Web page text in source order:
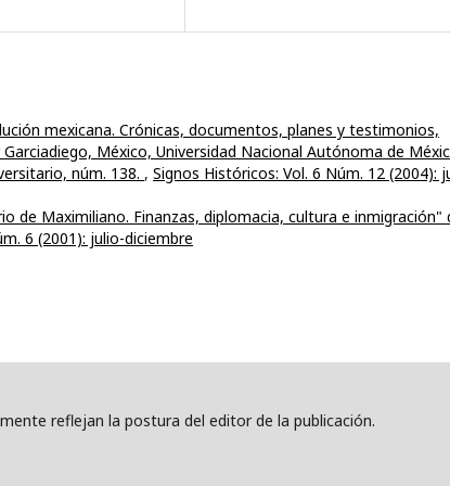
mexicana. Crónicas, documentos, planes y testimonios,
México, Universidad Nacional Autónoma de
núm. 138. , Signos Históricos: Vol. 6 Núm. 12 (2004):
de Maximiliano. Finanzas, diplomacia, cultura e inmigración"
6 (2001): julio-diciembre
reflejan la postura del editor de la publicación.